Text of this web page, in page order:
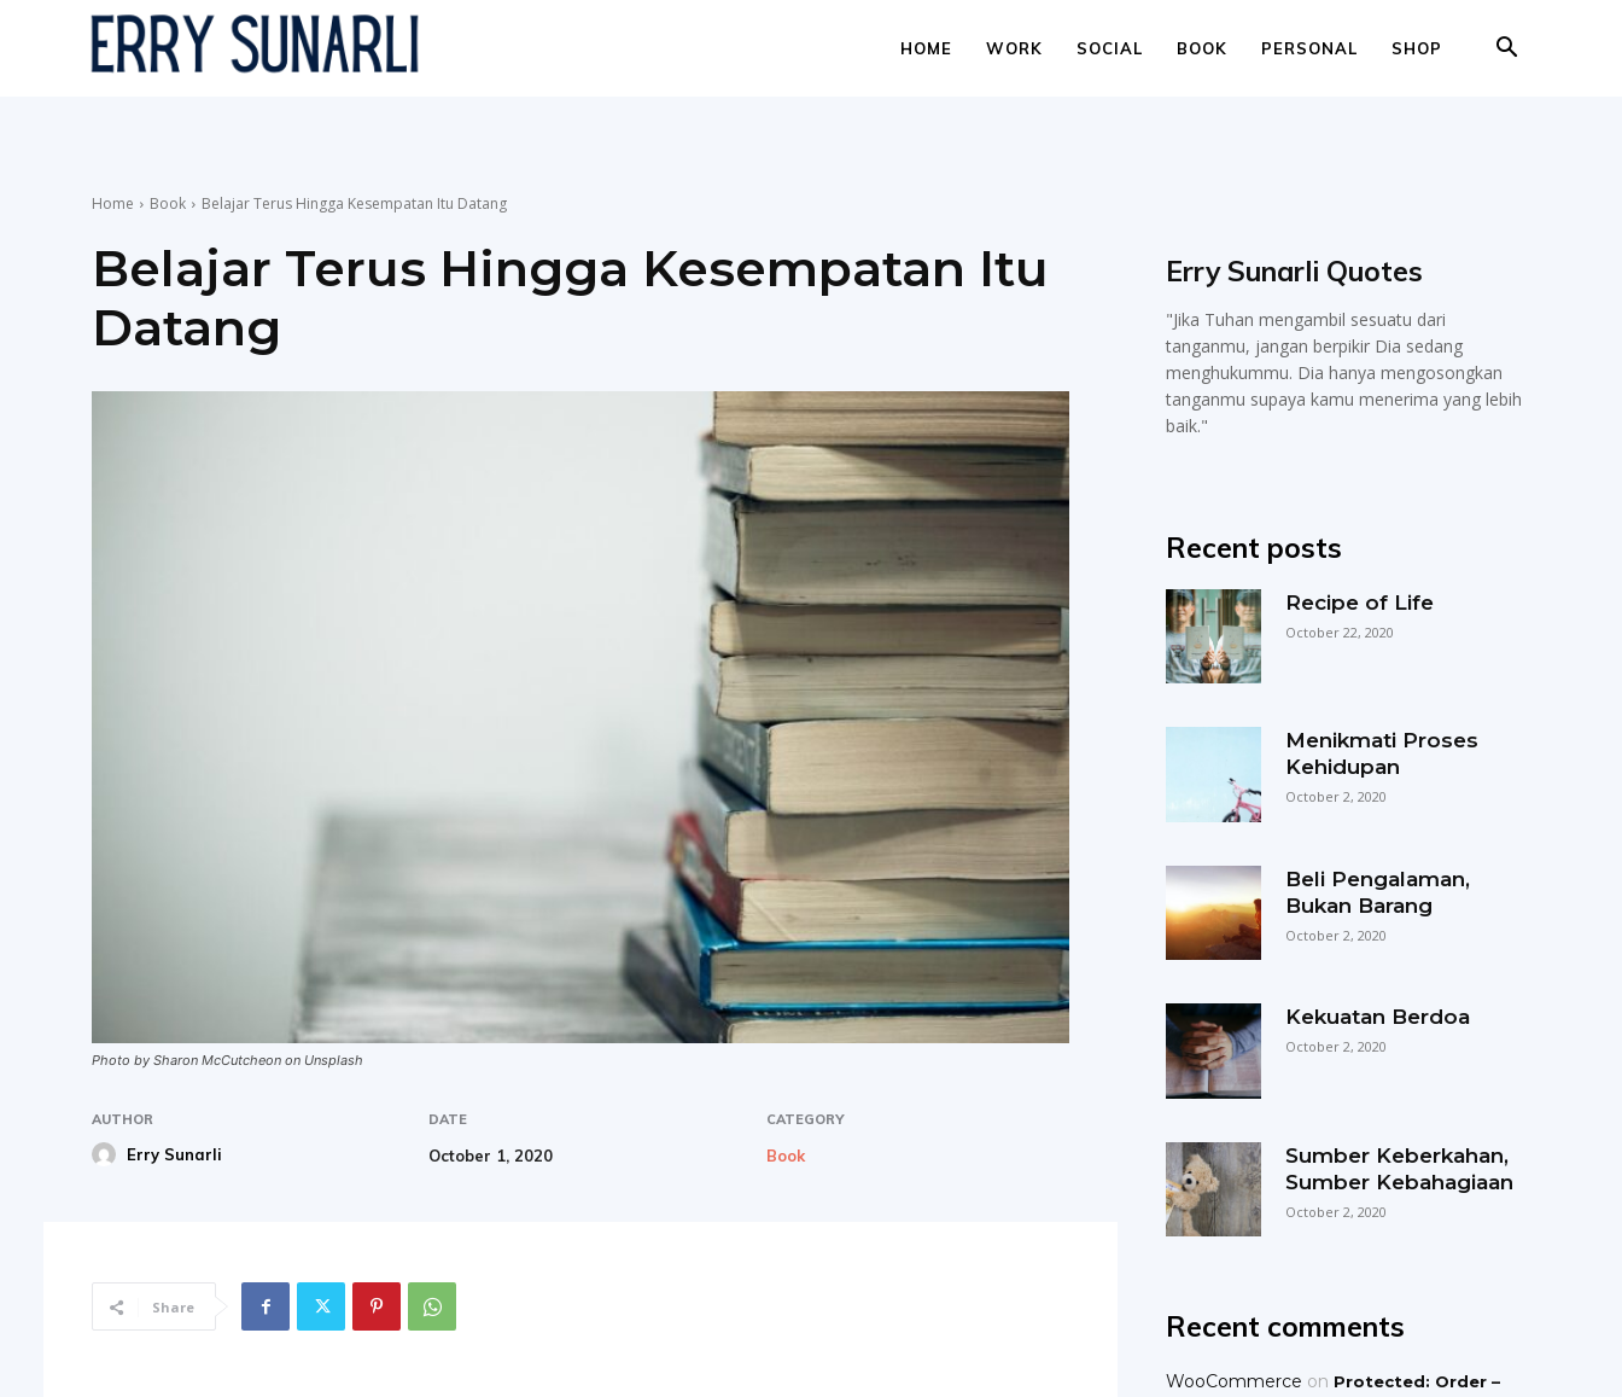
HOME WORK SOCIAL BOOK PERSONAL SHOP
Home Book Belajar Terus Hingga Kesempatan Itu Datang
Belajar Terus Hingga Kesempatan Itu
Datang
Photo by Sharon McCutcheon on Unsplash
AUTHOR
Erry Sunarli
DATE
October 1, 2020
CATEGORY
Book
Share
Erry Sunarli Quotes
"Jika Tuhan mengambil sesuatu dari
tanganmu, jangan berpikir Dia sedang
menghukummu. Dia hanya mengosongkan
tanganmu supaya kamu menerima yang lebih
baik."
Recent posts
Recipe of Life
October 22, 2020
Menikmati Proses
Kehidupan
October 2, 2020
Beli Pengalaman,
Bukan Barang
October 2, 2020
Kekuatan Berdoa
October 2, 2020
Sumber Keberkahan,
Sumber Kebahagiaan
October 2, 2020
Recent comments
WooCommerce on Protected: Order –